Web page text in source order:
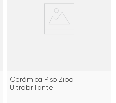
Cerámica Piso Ziba
Ultrabrillante